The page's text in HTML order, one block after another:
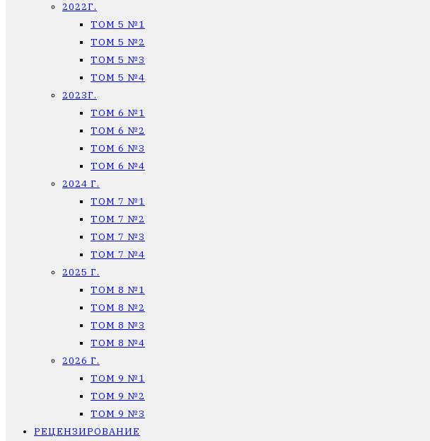
2022Г.
ТОМ 5 №1
ТОМ 5 №2
ТОМ 5 №3
ТОМ 5 №4
2023Г.
ТОМ 6 №1
ТОМ 6 №2
ТОМ 6 №3
ТОМ 6 №4
2024 Г.
ТОМ 7 №1
ТОМ 7 №2
ТОМ 7 №3
ТОМ 7 №4
2025 Г.
ТОМ 8 №1
ТОМ 8 №2
ТОМ 8 №3
ТОМ 8 №4
2026 Г.
ТОМ 9 №1
ТОМ 9 №2
ТОМ 9 №3
РЕЦЕНЗИРОВАНИЕ